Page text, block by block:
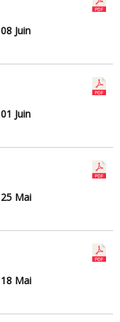
Juin
Juin
Mai
Mai